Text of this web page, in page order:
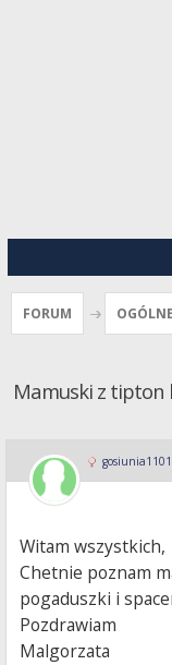
FORUM OGÓLNE
Mamuski z tipton
gosiunia1101
Witam wszystkich,
Chetnie poznam
pogaduszki i
Pozdrawiam
Malgorzata